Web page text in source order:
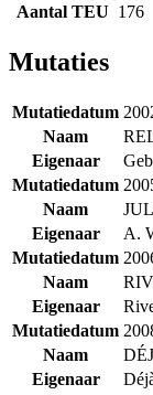
Aantal TEU 176
Mutaties
Mutatiedatum
Naam
Eigenaar
Mutatiedatum
Naam
Eigenaar
A.
Mutatiedatum
Naam
Eigenaar
Mutatiedatum
Naam
Eigenaar